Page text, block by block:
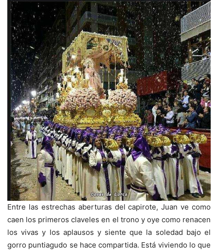
Entre las estrechas aberturas del capirote, Juan ve como
caen los primeros claveles en el trono y oye como renacen
los vivas y los aplausos y siente que la soledad bajo el
gorro puntiagudo se hace compartida. Está viviendo lo que